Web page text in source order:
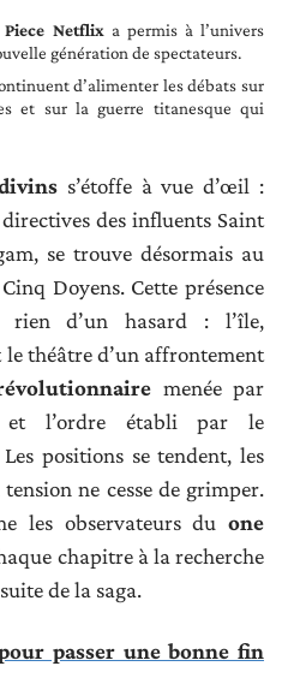
Netflix a permis à l’univers
génération de spectateurs.
d’alimenter les débats sur
et sur la guerre titanesque qui
s’étoffe à vue d’œil :
des influents Saint
se trouve désormais au
Doyens. Cette présence
rien d’un hasard : l’île,
théâtre d’un affrontement
menée par
et l’ordre établi par le
positions se tendent, les
ne cesse de grimper.
les observateurs du one
chapitre à la recherche
de la saga.
passer une bonne fin